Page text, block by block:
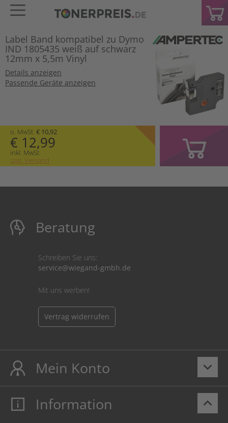
Label Band kompatibel zu Dymo
IND 1805435 weiß auf schwarz
12mm x 5,5m Vinyl
Details anzeigen
Passende Geräte anzeigen
o. MwSt. € 10,92
€ 12,99
inkl. MwSt.
zzgl. Versand
Beratung
Schreiben Sie uns:
service@wiegand-gmbh.de
Mit uns werben!
Vertrag widerrufen
keyboard_arrow_down
Mein Konto
Mein Konto
keyboard_arrow_up
Information